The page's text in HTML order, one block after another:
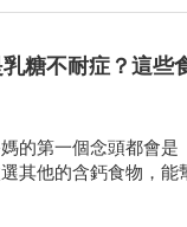
糖不耐症？這些
的第一個念頭都會
其他的含鈣食物，能